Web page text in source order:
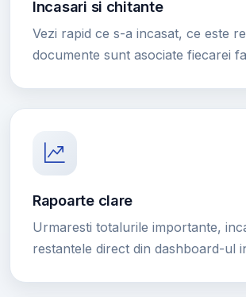
Incasari si chitante
Vezi rapid ce s-a incasat, ce este
documente sunt asociate fiecarei
Rapoarte clare
Urmaresti totalurile importante,
restantele direct din dashboard-ul